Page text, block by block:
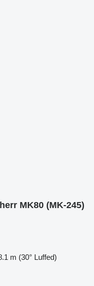
MK80 (MK-245)
m (30° Luffed)